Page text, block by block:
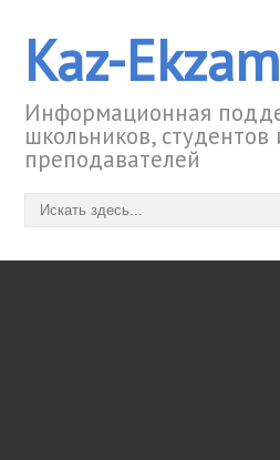
Kaz-
Информационная
школьников, студентов
преподавателей